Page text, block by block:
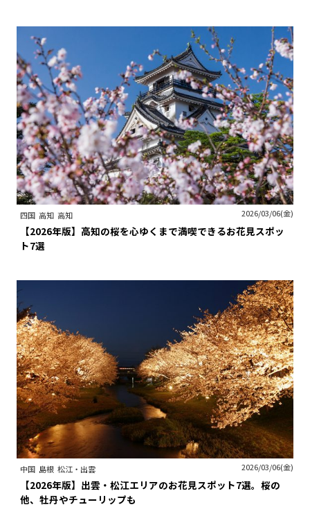
四国 高知 高知 2026/03/06(金)
【2026年版】高知の桜を心ゆくまで満喫できるお花見スポッ
ト7選
中国 島根 松江・出雲 2026/03/06(金)
【2026年版】出雲・松江エリアのお花見スポット7選。桜の
他、牡丹やチューリップも